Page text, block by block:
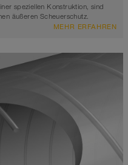
speziellen Konstruktion, sind
äußeren Scheuerschutz.
MEHR ERFAHREN